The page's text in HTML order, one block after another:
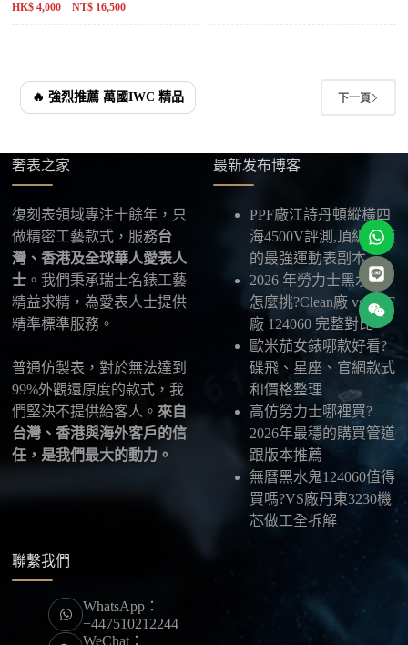
HK$ 4,000 NT$ 16,500
🔥 強烈推薦 萬國IWC 精品 下一頁
奢表之家
復刻表領域專注十餘年，只
做精密工藝款式，服務台
灣、香港及全球華人愛表人
士 。我們秉承瑞士名錶工藝
精益求精，為愛表人士提供
精準標準服務。
普通仿製表，對於無法達到
99%外觀還原度的款式，我
們堅決不提供給客人。 來自
台灣、香港與海外客戶的信
任，是我們最大的動力。
最新发布博客
PPF廠江詩丹頓縱橫四
海4500V評測,頂級工廠
的最強運動表副本
2026 年勞力士黑水鬼
怎麼挑?Clean廠 vs VSF
廠 124060 完整對比
歐米茄女錶哪款好看?
碟飛、星座、官網款式
和價格整理
高仿勞力士哪裡買?
2026年最穩的購買管道
跟版本推薦
無曆黑水鬼124060值得
買嗎?VS廠丹東3230機
芯做工全拆解
聯繫我們
WhatsApp：
+447510212244
WeChat：